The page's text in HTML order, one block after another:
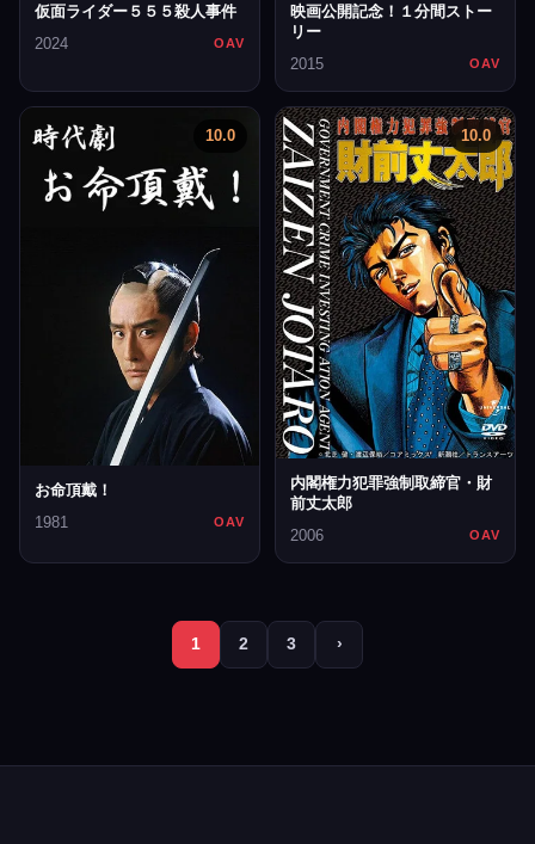
仮面ライダー５５５殺人事件
2024
OAV
映画公開記念！１分間ストー
リー
2015
OAV
10.0
お命頂戴！
1981
OAV
10.0
内閣権力犯罪強制取締官・財
前丈太郎
2006
OAV
1 2 3 ›